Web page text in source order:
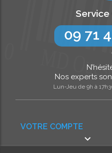
VOTRE COMPTE

Service
09 71
Nos experts
Lun-Jeu de 9h à